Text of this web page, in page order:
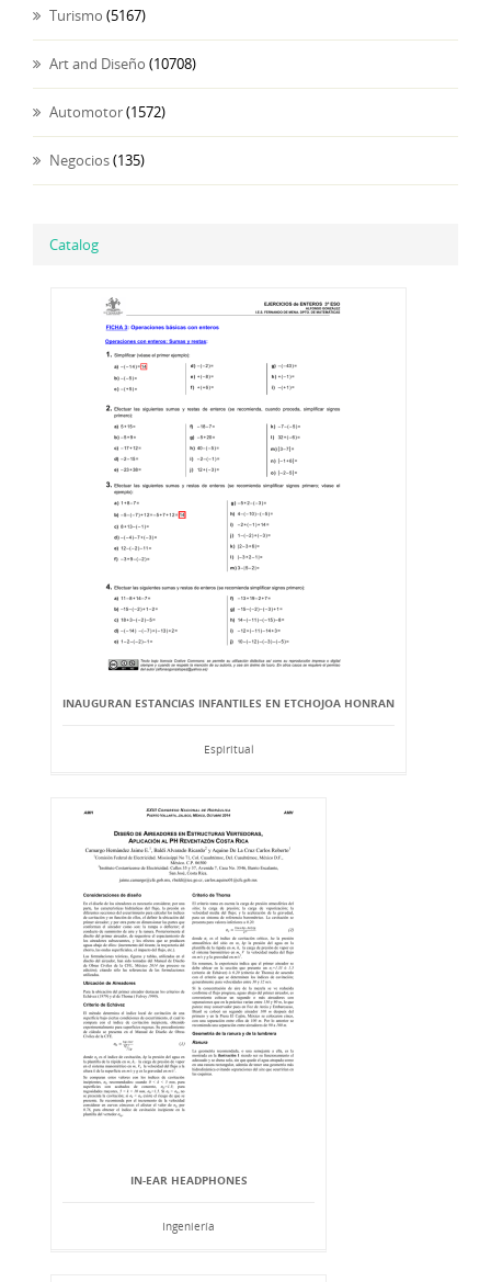
Turismo (5167)
Art and Diseño (10708)
Automotor(1572)
Negocios(135)
Catalog
INAUGURAN ESTANCIAS INFANTILES EN ETCHOJOA HONRAN
Espiritual
IN-EAR HEADPHONES
Ingeniería